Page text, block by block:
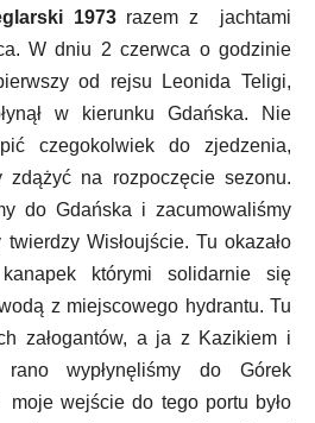
1973razem z jachtami
W dniu 2 czerwca o godzinie
od rejsu Leonida Teligi,
w kierunku Gdańska. Nie
czegokolwiek do zjedzenia,
zdążyć na rozpoczęcie sezonu.
do Gdańska i zacumowaliśmy
Wisłoujście. Tu okazało
którymi solidarnie się
z miejscowego hydrantu. Tu
załogantów, a ja z Kazikiem i
wypłynęliśmy do Górek
wejście do tego portu było